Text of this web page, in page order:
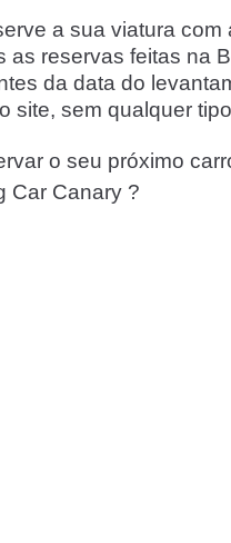
a sua viatura
as reservas feitas na
da data do
site, sem qualquer
o seu próximo
Car Canary ?